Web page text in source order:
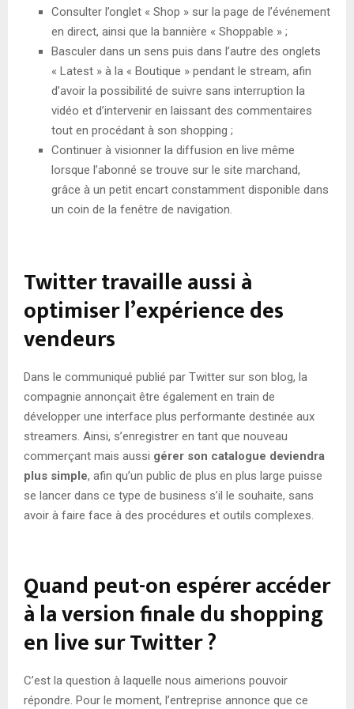
Consulter l’onglet « Shop » sur la page de l’événement
en direct, ainsi que la bannière « Shoppable » ;
Basculer dans un sens puis dans l’autre des onglets
« Latest » à la « Boutique » pendant le stream, afin
d’avoir la possibilité de suivre sans interruption la
vidéo et d’intervenir en laissant des commentaires
tout en procédant à son shopping ;
Continuer à visionner la diffusion en live même
lorsque l’abonné se trouve sur le site marchand,
grâce à un petit encart constamment disponible dans
un coin de la fenêtre de navigation.
Twitter travaille aussi à
optimiser l’expérience des
vendeurs
Dans le communiqué publié par Twitter sur son blog, la
compagnie annonçait être également en train de
développer une interface plus performante destinée aux
streamers. Ainsi, s’enregistrer en tant que nouveau
commerçant mais aussi gérer son catalogue deviendra
plus simple, afin qu’un public de plus en plus large puisse
se lancer dans ce type de business s’il le souhaite, sans
avoir à faire face à des procédures et outils complexes.
Quand peut-on espérer accéder
à la version finale du shopping
en live sur Twitter ?
C’est la question à laquelle nous aimerions pouvoir
répondre. Pour le moment, l’entreprise annonce que ce